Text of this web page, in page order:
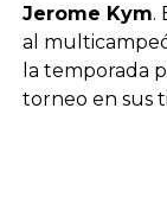
Jerome Kym.
al
la temporada
torneo en sus